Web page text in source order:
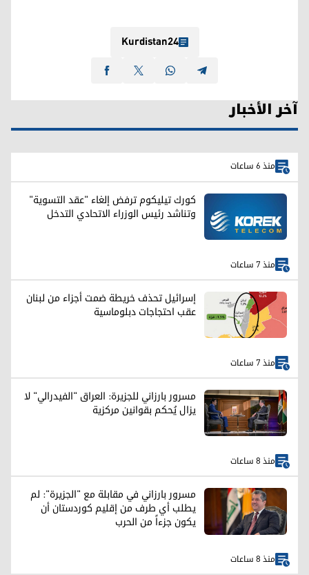
Kurdistan24
آخر الأخبار
منذ 6 ساعات
كورك تيليكوم ترفض إلغاء "عقد التسوية"
وتناشد رئيس الوزراء الاتحادي التدخل
منذ 7 ساعات
إسرائيل تحذف خريطة ضمت أجزاء من لبنان
عقب احتجاجات دبلوماسية
منذ 7 ساعات
مسرور بارزاني للجزيرة: العراق "الفيدرالي" لا
يزال يُحكم بقوانين مركزية
منذ 8 ساعات
مسرور بارزاني في مقابلة مع "الجزيرة": لم
يطلب أي طرف من إقليم كوردستان أن
يكون جزءاً من الحرب
منذ 8 ساعات